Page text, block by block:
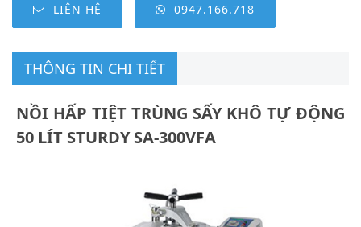
LIÊN HỆ 0947.166.718
THÔNG TIN CHI TIẾT
NỒI HẤP TIỆT TRÙNG SẤY KHÔ TỰ ĐỘNG
50 LÍT STURDY SA-300VFA